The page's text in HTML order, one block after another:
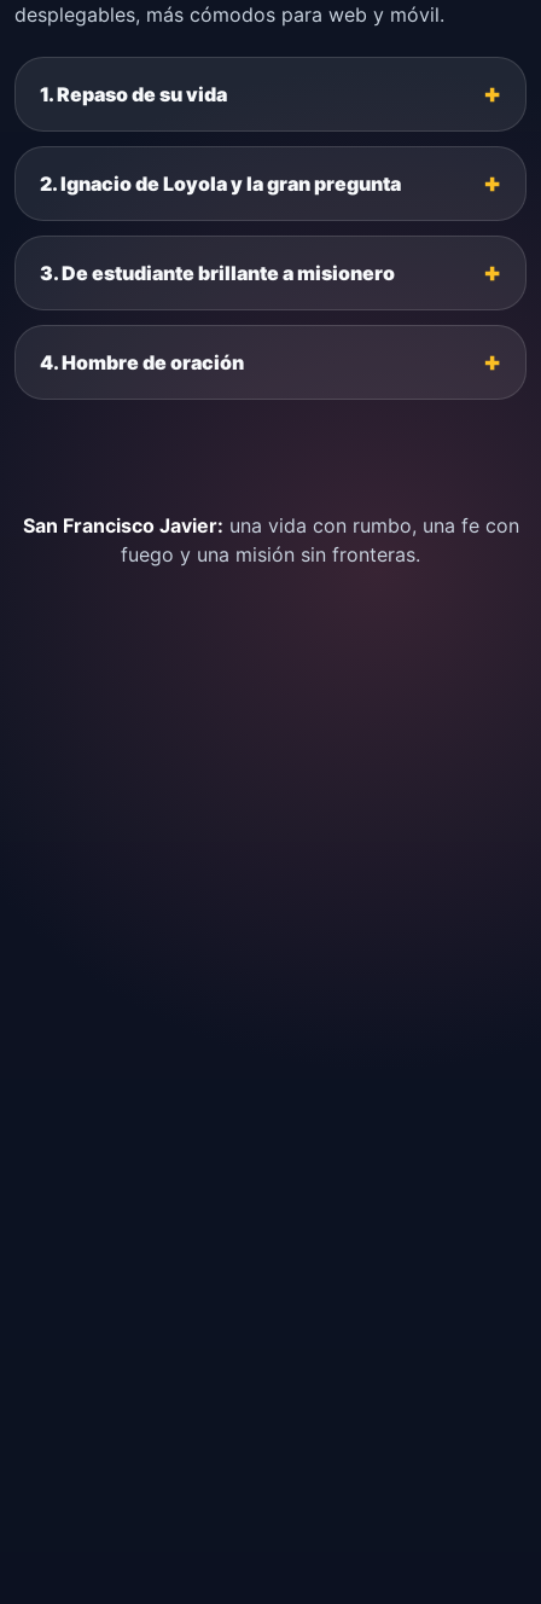
desplegables, más cómodos para web y móvil.
1. Repaso de su vida
2. Ignacio de Loyola y la gran pregunta
3. De estudiante brillante a misionero
4. Hombre de oración
San Francisco Javier: una vida con rumbo, una fe con
fuego y una misión sin fronteras.